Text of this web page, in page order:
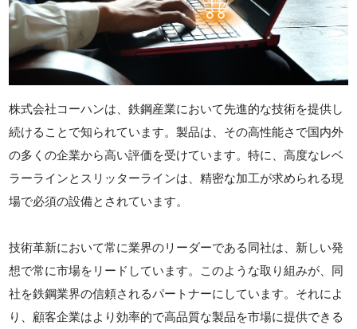
株式会社コーハンは、鉄鋼産業において先進的な技術を提供し
続けることで知られています。製品は、その高性能さで国内外
の多くの企業から高い評価を受けています。特に、高度なレベ
ラーラインとスリッターラインは、精密な加工が求められる現
場で必須の設備とされています。
技術革新において常に業界のリーダーである同社は、新しい発
想で常に市場をリードしています。このような取り組みが、同
社を鉄鋼業界の信頼されるパートナーにしています。それによ
り、顧客企業はより効率的で高品質な製品を市場に提供できる